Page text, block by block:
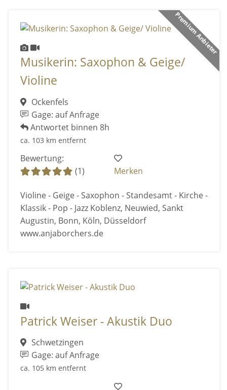
Premium Anbieter
Musikerin: Saxophon & Geige/
Violine
Ockenfels
Gage: auf Anfrage
Antwortet binnen 8h
ca. 103 km entfernt
Bewertung:
(1)
Merken
Violine - Geige - Saxophon - Standesamt - Kirche -
Klassik - Pop - Jazz Koblenz, Neuwied, Sankt
Augustin, Bonn, Köln, Düsseldorf
www.anjaborchers.de
Patrick Weiser - Akustik Duo
Schwetzingen
Gage: auf Anfrage
ca. 105 km entfernt